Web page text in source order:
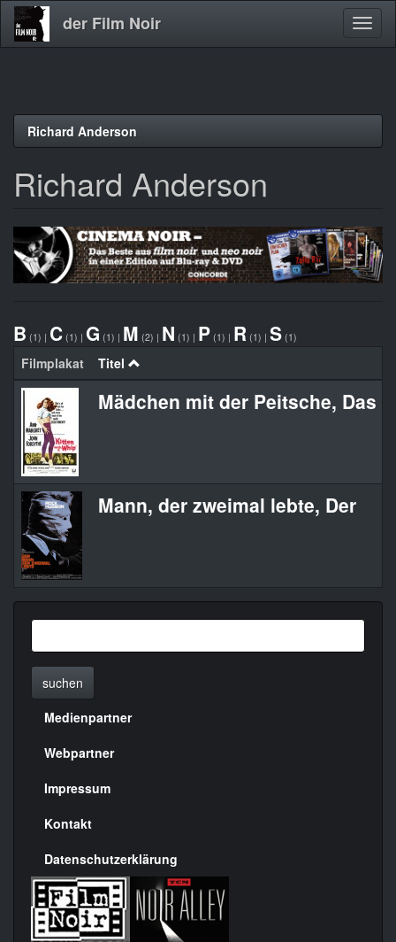
Direkt
der Film Noir
Richard Anderson
Richard Anderson
B (1) | C (1) | G (1) | M (2) | N (1) | P (1) | R (1) | S (1)
Filmplakat Titel
Mädchen mit der Peitsche, Das
Mann, der zweimal lebte, Der
suchen
Menülinks
rechte
Seite
Medienpartner
Webpartner
Impressum
Kontakt
Datenschutzerklärung